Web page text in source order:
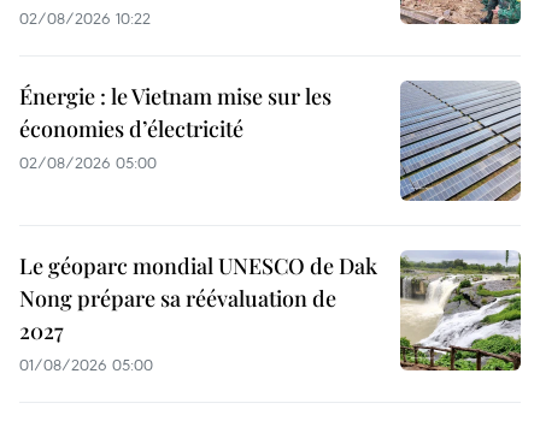
02/08/2026 10:22
Énergie : le Vietnam mise sur les
économies d’électricité
02/08/2026 05:00
Le géoparc mondial UNESCO de Dak
Nong prépare sa réévaluation de
2027
01/08/2026 05:00